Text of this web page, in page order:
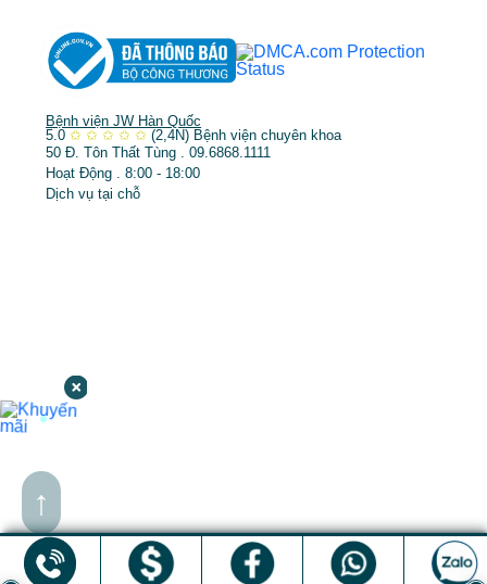
↑
Bệnh viện JW Hàn Quốc
5.0 ✩ ✩ ✩ ✩ ✩ (2,4N) Bệnh viện chuyên khoa
50 Đ. Tôn Thất Tùng . 09.6868.1111
Hoạt Động . 8:00 - 18:00
Dịch vụ tại chỗ